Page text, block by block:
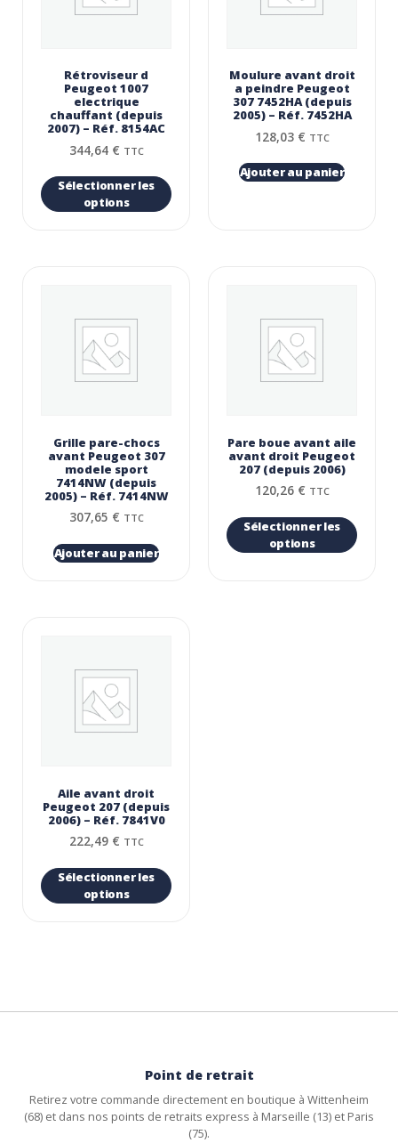
Rétroviseur d
Peugeot 1007
electrique
chauffant (depuis
2007) – Réf. 8154AC
344,64 € TTC
Sélectionner les
options
Moulure avant droit
a peindre Peugeot
307 7452HA (depuis
2005) – Réf. 7452HA
128,03 € TTC
Ajouter au panier
Grille pare-chocs
avant Peugeot 307
modele sport
7414NW (depuis
2005) – Réf. 7414NW
307,65 € TTC
Ajouter au panier
Pare boue avant aile
avant droit Peugeot
207 (depuis 2006)
120,26 € TTC
Sélectionner les
options
Aile avant droit
Peugeot 207 (depuis
2006) – Réf. 7841V0
222,49 € TTC
Sélectionner les
options
Point de retrait
Retirez votre commande directement en boutique à Wittenheim
(68) et dans nos points de retraits express à Marseille (13) et Paris
(75).